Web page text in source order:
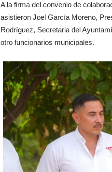
‎A la firma del convenio de
asistieron Joel García Moreno,
Rodríguez, Secretaria del
otro funcionarios municipales.